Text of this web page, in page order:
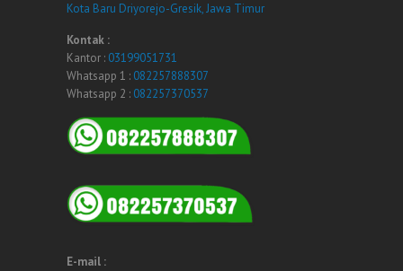
Kota Baru Driyorejo-Gresik, Jawa Timur
Kontak :
Kantor : 03199051731
Whatsapp 1 : 082257888307
Whatsapp 2 : 082257370537
E-mail :